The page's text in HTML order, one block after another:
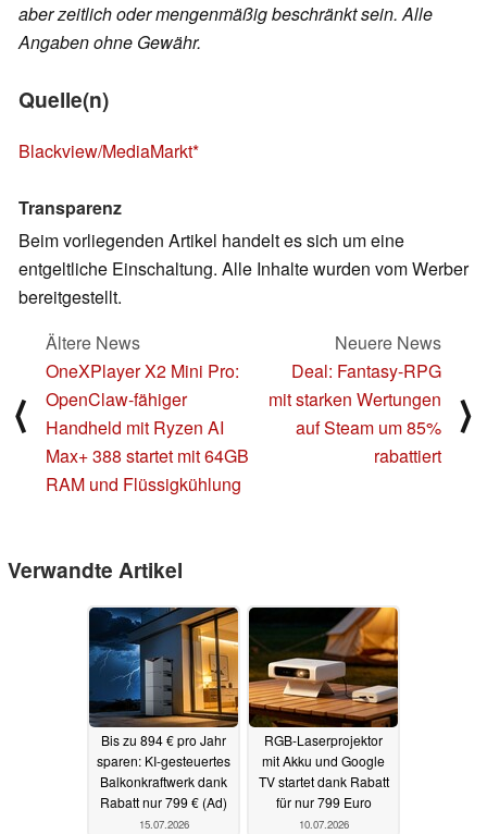
aber zeitlich oder mengenmäßig beschränkt sein. Alle
Angaben ohne Gewähr.
Quelle(n)
Blackview/MediaMarkt
Transparenz
Beim vorliegenden Artikel handelt es sich um eine
entgeltliche Einschaltung. Alle Inhalte wurden vom Werber
bereitgestellt.
⟨
Ältere News
OneXPlayer X2 Mini Pro:
OpenClaw-fähiger
Handheld mit Ryzen AI
Max+ 388 startet mit 64GB
RAM und Flüssigkühlung
Neuere News
Deal: Fantasy-RPG
mit starken Wertungen
auf Steam um 85%
rabattiert
⟩
Verwandte Artikel
Bis zu 894 € pro Jahr
sparen: KI-gesteuertes
Balkonkraftwerk dank
Rabatt nur 799 € (Ad)
15.07.2026
RGB-Laserprojektor
mit Akku und Google
TV startet dank Rabatt
für nur 799 Euro
10.07.2026